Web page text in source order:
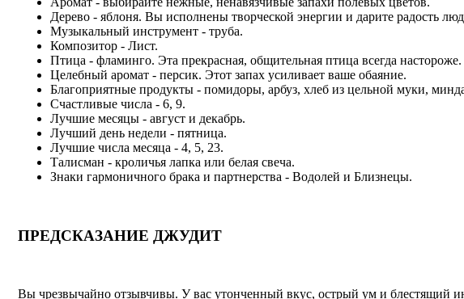
Дерево - яблоня. Вы исполнены творческой энергии и дарите радость
Музыкальный инструмент - труба.
Композитор - Лист.
Птица - фламинго. Эта прекрасная, общительная птица всегда настороже.
Целебный аромат - персик. Этот запах усиливает ваше обаяние.
Благоприятные продукты - помидоры, арбуз, хлеб из цельной муки,
Счастливые числа - 6, 9.
Лучшие месяцы - август и декабрь.
Лучший день недели - пятница.
Лучшие числа месяца - 4, 5, 23.
Талисман - кроличья лапка или белая свеча.
Знаки гармоничного брака и партнерства - Водолей и Близнецы.
ПРЕДСКАЗАНИЕ ДЖУДИТ
Вы чрезвычайно отзывчивы. У вас утонченный вкус, острый ум и блестящий